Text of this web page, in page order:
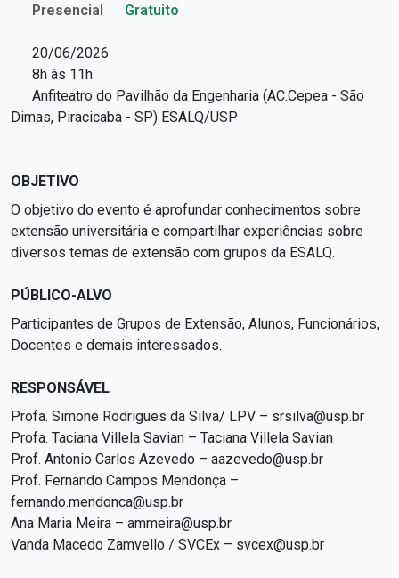
Presencial Gratuito
20/06/2026
8h às 11h
Anfiteatro do Pavilhão da Engenharia (AC.Cepea - São
Dimas, Piracicaba - SP) ESALQ/USP
OBJETIVO
O objetivo do evento é aprofundar conhecimentos sobre
extensão universitária e compartilhar experiências sobre
diversos temas de extensão com grupos da ESALQ.
PÚBLICO-ALVO
Participantes de Grupos de Extensão, Alunos, Funcionários,
Docentes e demais interessados.
RESPONSÁVEL
Profa. Simone Rodrigues da Silva/ LPV – srsilva@usp.br
Profa. Taciana Villela Savian – Taciana Villela Savian
Prof. Antonio Carlos Azevedo – aazevedo@usp.br
Prof. Fernando Campos Mendonça –
fernando.mendonca@usp.br
Ana Maria Meira – ammeira@usp.br
Vanda Macedo Zamvello / SVCEx – svcex@usp.br